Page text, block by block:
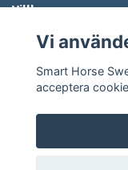
Villkor
© 2026 Smart
Vi
Smart Horse
acceptera